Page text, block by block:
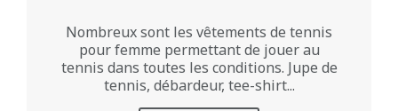
Nombreux sont les vêtements de tennis
pour femme permettant de jouer au
tennis dans toutes les conditions. Jupe de
tennis, débardeur, tee-shirt...